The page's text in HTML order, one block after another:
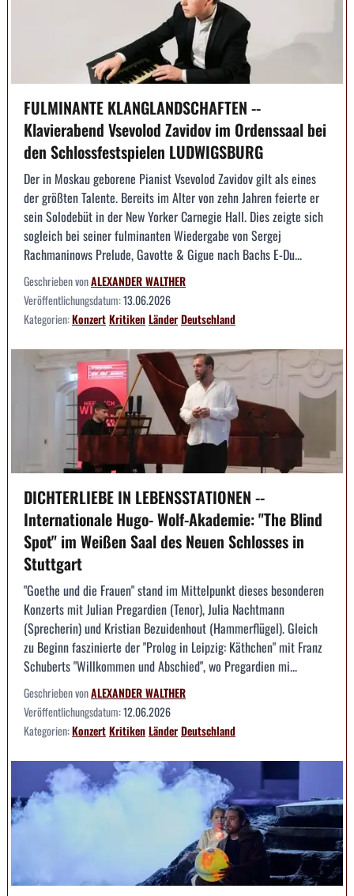
FULMINANTE KLANGLANDSCHAFTEN --
Klavierabend Vsevolod Zavidov im Ordenssaal bei
den Schlossfestspielen LUDWIGSBURG
Der in Moskau geborene Pianist Vsevolod Zavidov gilt als eines
der größten Talente. Bereits im Alter von zehn Jahren feierte er
sein Solodebüt in der New Yorker Carnegie Hall. Dies zeigte sich
sogleich bei seiner fulminanten Wiedergabe von Sergej
Rachmaninows Prelude, Gavotte & Gigue nach Bachs E-Du...
Geschrieben vonALEXANDER WALTHER
Veröffentlichungsdatum:13.06.2026
Kategorien:KonzertKritikenLänderDeutschland
DICHTERLIEBE IN LEBENSSTATIONEN --
Internationale Hugo- Wolf-Akademie: "The Blind
Spot" im Weißen Saal des Neuen Schlosses in
Stuttgart
"Goethe und die Frauen" stand im Mittelpunkt dieses besonderen
Konzerts mit Julian Pregardien (Tenor), Julia Nachtmann
(Sprecherin) und Kristian Bezuidenhout (Hammerflügel). Gleich
zu Beginn faszinierte der "Prolog in Leipzig: Käthchen" mit Franz
Schuberts "Willkommen und Abschied", wo Pregardien mi...
Geschrieben vonALEXANDER WALTHER
Veröffentlichungsdatum:12.06.2026
Kategorien:KonzertKritikenLänderDeutschland